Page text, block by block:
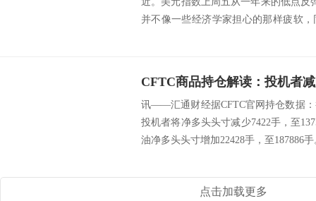
并不像一些经济学家担心的那样疲软
CFTC商品持仓解读：投机者
讯——汇通财经据CFTC官网持仓数据：
投机者将净多头头寸减少7422手，至
油净多头头寸增加22428手，至187886手
点击加载更多